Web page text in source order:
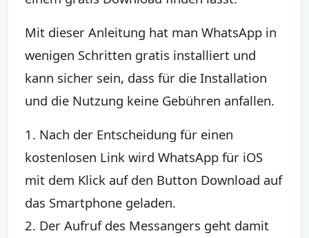
Mit dieser Anleitung hat man WhatsApp in
wenigen Schritten gratis installiert und
kann sicher sein, dass für die Installation
und die Nutzung keine Gebühren anfallen.
1. Nach der Entscheidung für einen
kostenlosen Link wird WhatsApp für iOS
mit dem Klick auf den Button Download auf
das Smartphone geladen.
2. Der Aufruf des Messangers geht damit